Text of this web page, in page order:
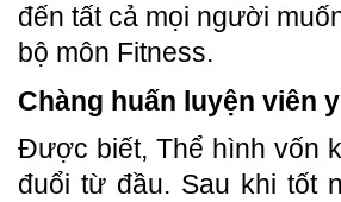
đến tất cả mọi người
bộ môn Fitness.
Chàng huấn luyện viên
Được biết, Thể hình vốn
đuổi từ đầu. Sau khi tốt